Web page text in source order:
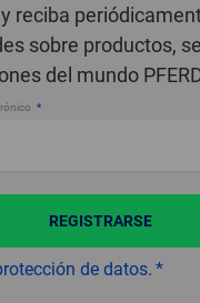
reciba
sobre productos,
del mundo
de datos.
REGISTRARSE